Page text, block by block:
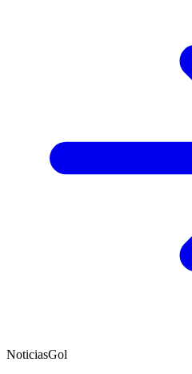
NoticiasGol